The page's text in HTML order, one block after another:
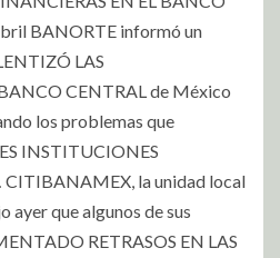
BANORTE informó un
LAS
CENTRAL de México
los problemas que
INSTITUCIONES
la unidad local
ayer que algunos de sus
RETRASOS EN LAS